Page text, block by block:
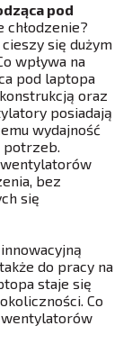
pod
się dużym
wpływa na
pod laptopa
oraz
posiadają
wydajność
potrzeb.
bez
się
do pracy na
staje się
Co
wentylatorów